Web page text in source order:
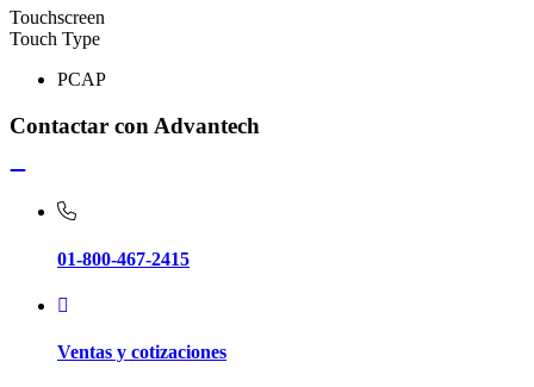
Touchscreen
Touch Type
PCAP
Contactar con Advantech
01-800-467-2415
Ventas y cotizaciones